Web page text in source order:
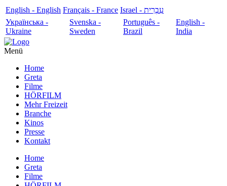
English - English Français - France
עִבְרִית - Israel
Українська -
Ukraine
Svenska -
Sweden
Português -
Brazil
English -
India
Menü
Home
Greta
Filme
HÖRFILM
Mehr Freizeit
Branche
Kinos
Presse
Kontakt
Home
Greta
Filme